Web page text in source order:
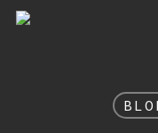
Skip